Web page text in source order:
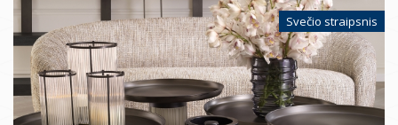
Svečio straipsnis